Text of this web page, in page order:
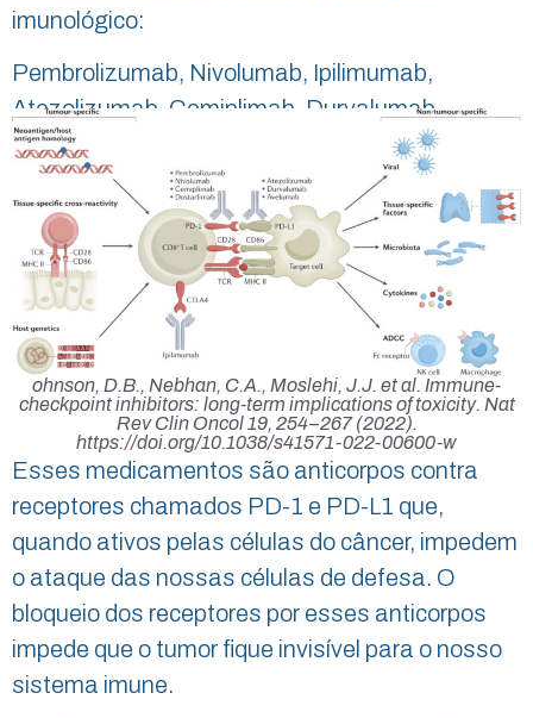
imunológico:
Pembrolizumab, Nivolumab, Ipilimumab,
Atezolizumab, Cemiplimab, Durvalumab
ohnson, D.B., Nebhan, C.A., Moslehi, J.J. et al. Immune-
checkpoint inhibitors: long-term implications of toxicity. Nat
Rev Clin Oncol 19, 254–267 (2022).
https://doi.org/10.1038/s41571-022-00600-w
Esses medicamentos são anticorpos contra
receptores chamados PD-1 e PD-L1 que,
quando ativos pelas células do câncer, impedem
o ataque das nossas células de defesa. O
bloqueio dos receptores por esses anticorpos
impede que o tumor fique invisível para o nosso
sistema imune.